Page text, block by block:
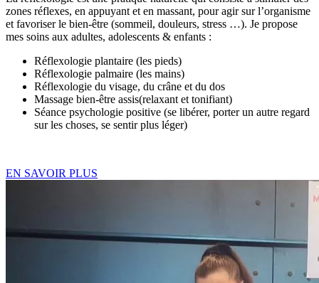
zones réflexes, en appuyant et en massant, pour agir sur l’organisme
et favoriser le bien-être (sommeil, douleurs, stress …). Je propose
mes soins aux adultes, adolescents & enfants :
Réflexologie plantaire (les pieds)
Réflexologie palmaire (les mains)
Réflexologie du visage, du crâne et du dos
Massage bien-être assis(relaxant et tonifiant)
Séance psychologie positive (se libérer, porter un autre regard
sur les choses, se sentir plus léger)
EN SAVOIR PLUS